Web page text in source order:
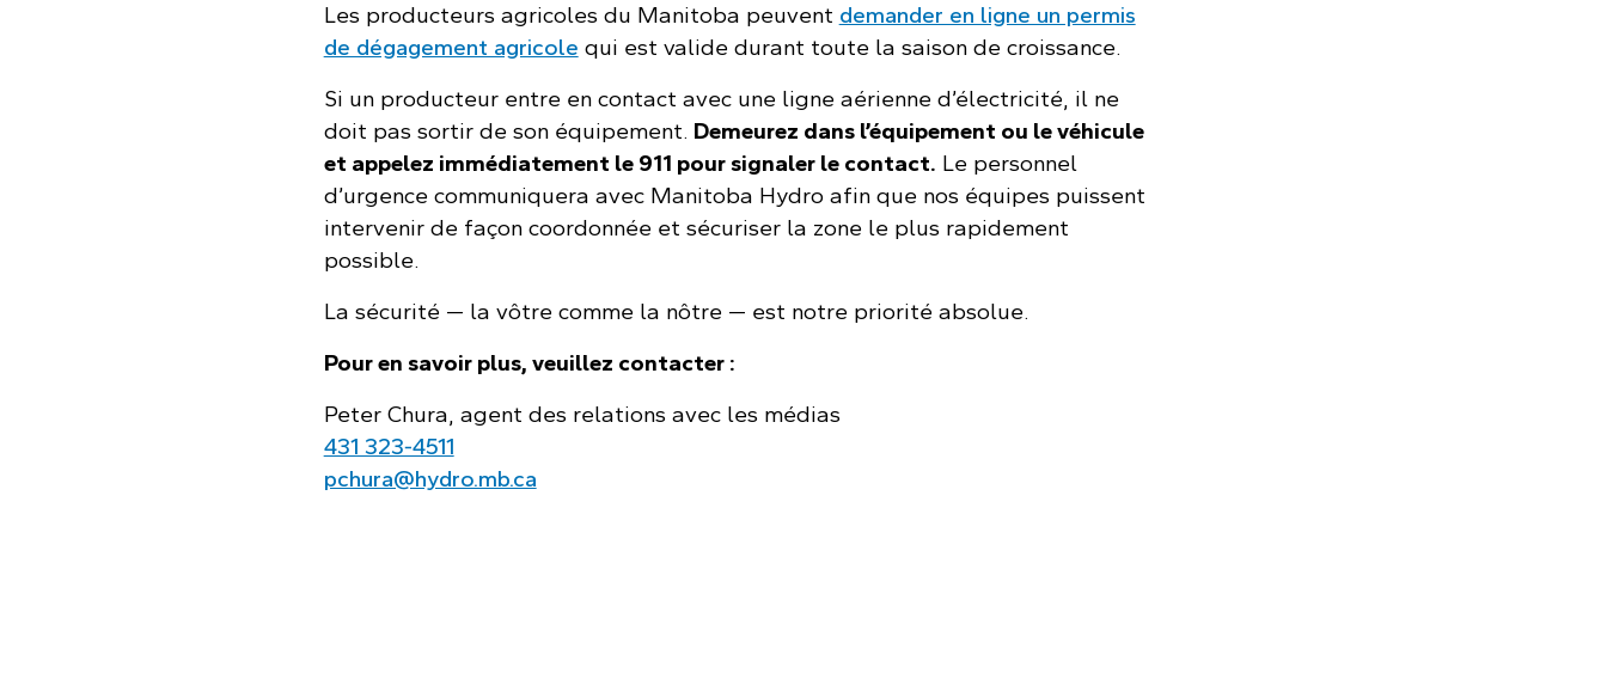
Les producteurs agricoles du Manitoba peuvent demander en ligne un permis
de dégagement agricole qui est valide durant toute la saison de croissance.
Si un producteur entre en contact avec une ligne aérienne d’électricité, il ne
doit pas sortir de son équipement. Demeurez dans l’équipement ou le véhicule
et appelez immédiatement le 911 pour signaler le contact. Le personnel
d’urgence communiquera avec Manitoba Hydro afin que nos équipes puissent
intervenir de façon coordonnée et sécuriser la zone le plus rapidement
possible.
La sécurité — la vôtre comme la nôtre — est notre priorité absolue.
Pour en savoir plus, veuillez contacter :
Peter Chura, agent des relations avec les médias
431 323‑4511
pchura@hydro.mb.ca